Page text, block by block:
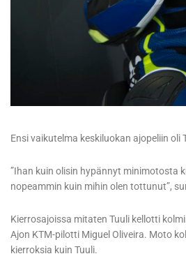
Ensi vaikutelma keskiluokan ajopeliin oli
”Ihan kuin olisin hypännyt minimotosta
nopeammin kuin mihin olen tottunut”,
Kierrosajoissa mitaten Tuuli kellotti
Ajon KTM-pilotti Miguel Oliveira. Moto
kierroksia kuin Tuuli.